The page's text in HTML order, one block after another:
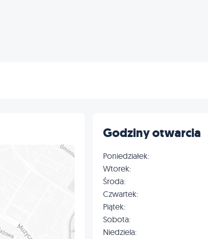
Godziny otwarcia
Poniedziałek:
Wtorek:
Środa:
Czwartek:
Piątek:
Sobota:
Niedziela: